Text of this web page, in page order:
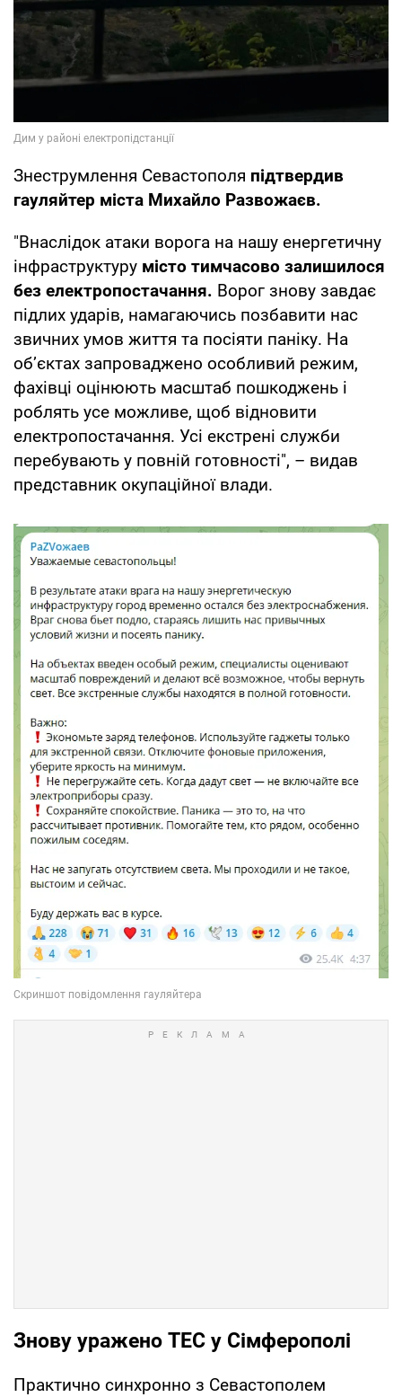
Знеструмлення Севастополя підтвердив
гауляйтер міста Михайло Развожаєв.
"Внаслідок атаки ворога на нашу енергетичну
інфраструктуру місто тимчасово залишилося
без електропостачання. Ворог знову завдає
підлих ударів, намагаючись позбавити нас
звичних умов життя та посіяти паніку. На
об’єктах запроваджено особливий режим,
фахівці оцінюють масштаб пошкоджень і
роблять усе можливе, щоб відновити
електропостачання. Усі екстрені служби
перебувають у повній готовності", – видав
представник окупаційної влади.
Знову уражено ТЕС у Сімферополі
Практично синхронно з Севастополем